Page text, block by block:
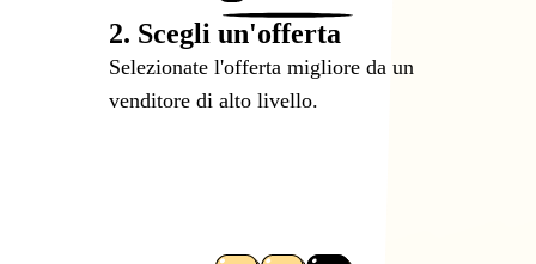
2. Scegli un'offerta
Selezionate l'offerta migliore da un
venditore di alto livello.